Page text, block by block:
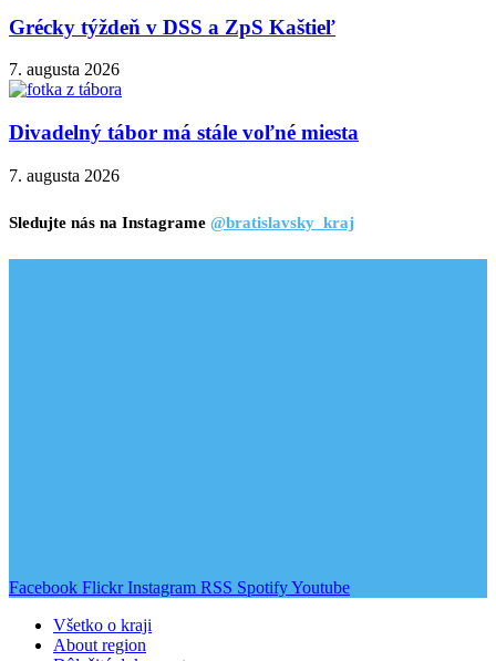
Grécky týždeň v DSS a ZpS Kaštieľ
7. augusta 2026
Divadelný tábor má stále voľné miesta
7. augusta 2026
Sledujte nás na Instagrame @bratislavsky_kraj
Facebook Flickr Instagram RSS SpotifyYoutube
Všetko o kraji
About region